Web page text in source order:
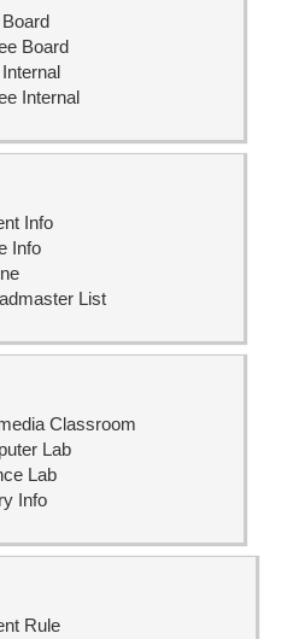
Board
Internal
Info
Info
List
Classroom
Lab
Lab
Info
Rule